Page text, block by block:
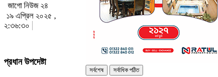
জাগো নিউজ ২৪
১৯ এপ্রিল ২০২৫ ,
২:৩৬:৩০
প্রধান উপদেষ্টা
সর্বশেষ সর্বাধিক পঠিত